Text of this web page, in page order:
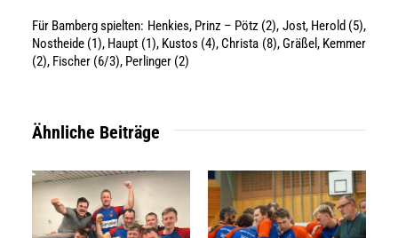
Für Bamberg spielten: Henkies, Prinz – Pötz (2), Jost, Herold (5),
Nostheide (1), Haupt (1), Kustos (4), Christa (8), Gräßel, Kemmer
(2), Fischer (6/3), Perlinger (2)
Ähnliche Beiträge